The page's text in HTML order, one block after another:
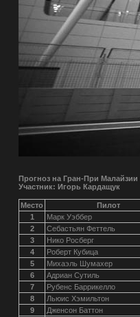
Прогноз на Гран-При Малайзии
Участник: Игорь Кардащук
Место Пилот
1
Марк Уэббер
2
Себастьян Феттель
3
Нико Росберг
4
Роберт Кубица
5
Михаэль Шумахер
6
Адриан Сутиль
7
Рубенс Баррикелло
8
Льюис Хэмильтон
9
Дженсон Баттон